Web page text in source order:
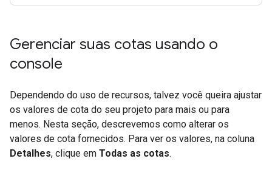
Gerenciar suas cotas usando o
console
Dependendo do uso de recursos, talvez você queira ajustar
os valores de cota do seu projeto para mais ou para
menos. Nesta seção, descrevemos como alterar os
valores de cota fornecidos. Para ver os valores, na coluna
Detalhes, clique em Todas as cotas.